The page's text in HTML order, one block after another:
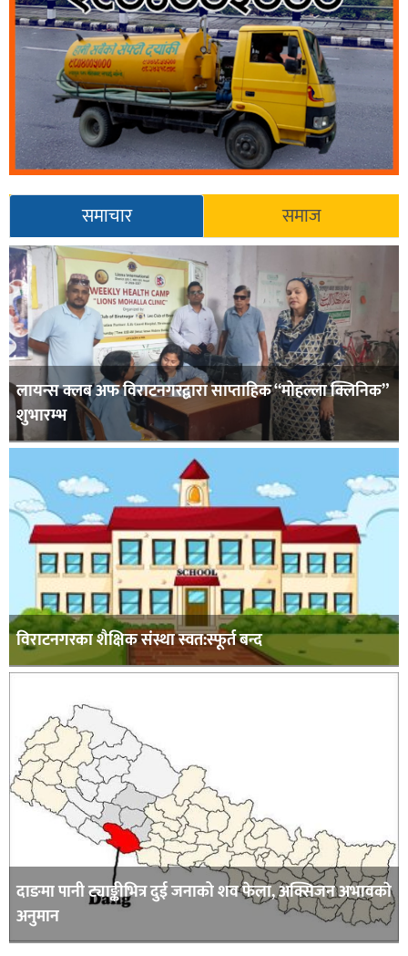
समाचार समाज
लायन्स क्लब अफ विराटनगरद्वारा साप्ताहिक “मोहल्ला क्लिनिक”
शुभारम्भ
विराटनगरका शैक्षिक संस्था स्वत:स्फूर्त बन्द
दाङमा पानी ट्याङ्कीभित्र दुई जनाको शव फेला, अक्सिजन अभावकाे
अनुमान